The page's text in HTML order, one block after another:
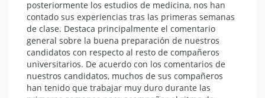
posteriormente los estudios de medicina, nos han
contado sus experiencias tras las primeras semanas
de clase. Destaca principalmente el comentario
general sobre la buena preparación de nuestros
candidatos con respecto al resto de compañeros
universitarios. De acuerdo con los comentarios de
nuestros candidatos, muchos de sus compañeros
han tenido que trabajar muy duro durante las